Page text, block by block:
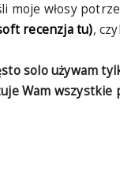
moje włosy
recenzja tu),
solo używam
Wam wszystkie